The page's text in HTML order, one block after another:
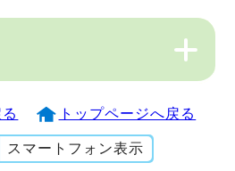
トップページへ戻る
スマートフォン表示